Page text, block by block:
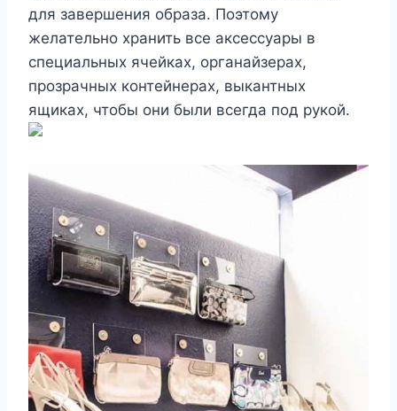
для завершения образа. Поэтому
желательно хранить все аксессуары в
специальных ячейках, органайзерах,
прозрачных контейнерах, выкантных
ящиках, чтобы они были всегда под рукой.